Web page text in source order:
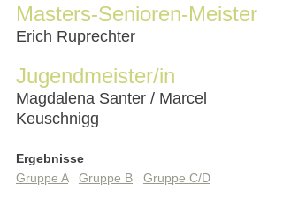
Masters-Senioren-Meister
Erich Ruprechter
Jugendmeister/in
Magdalena Santer / Marcel
Keuschnigg
Ergebnisse
Gruppe A
Gruppe B Gruppe C/D